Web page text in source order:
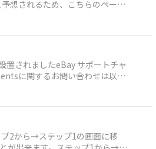
想されるため、こちらのページ
窓口」から引き続きご参照いた
ご注意ください。 ▶8/31でMan
：https://eportal.ebay.co.jp/por
ら下旬にかけて再始動し、eB
。本サイトを訪れた際には、セ
ください。 ▶Managed Paymen
タント「曽我 紀之」氏
置されましたeBay サポートチャ
に関するお問い合わせは以下
：https://eportal.ebay.c
続きはエラー等もありSellerの
ト自体は終了せず、９月中旬か
情報等をご提供して参ります。
願い申し上げます。
2から→ステップ1の画面に移